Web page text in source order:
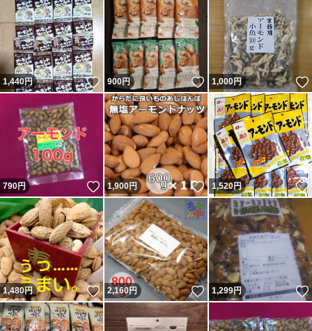
1,440円 いいね！
900円 いいね！
1,000円
790円 いいね！
1,900円 いいね！
1,520円
1,480円 いいね！
2,160 円 いいね！
1,299円